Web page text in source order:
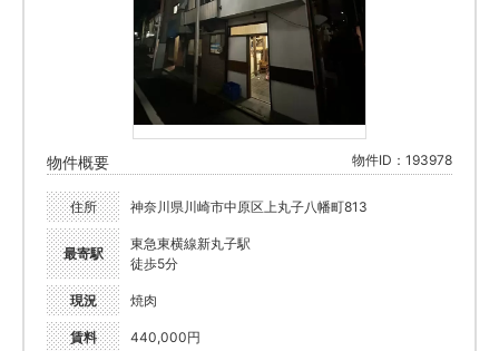
物件概要 物件ID：193978
住所 神奈川県川崎市中原区上丸子八幡町813
最寄駅
東急東横線新丸子駅
徒歩5分
現況 焼肉
賃料 440,000円